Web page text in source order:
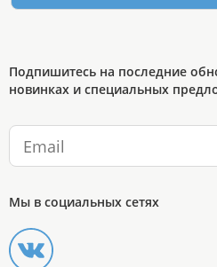
Подпишитесь на последние
новинках и специальных
Мы в социальных сетях